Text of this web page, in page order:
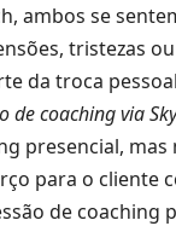
ambos se
tristezas
da troca
de coaching via
presencial, mas
para o cliente
de coaching